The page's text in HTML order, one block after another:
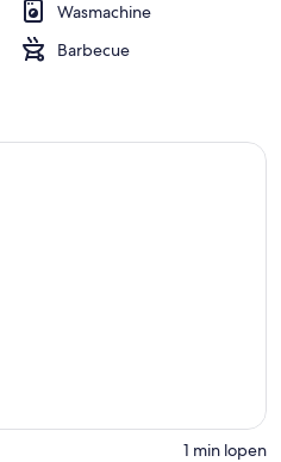
i
Wasmachine
Barbecue
‪1 min lopen‬